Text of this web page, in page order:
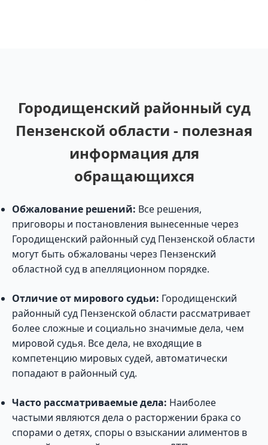
Городищенский районный суд
Пензенской области - полезная
информация для
обращающихся
Обжалование решений: Все решения,
приговоры и постановления вынесенные через
Городищенский районный суд Пензенской области
могут быть обжалованы через Пензенский
областной суд в апелляционном порядке.
Отличие от мирового судьи: Городищенский
районный суд Пензенской области рассматривает
более сложные и социально значимые дела, чем
мировой судья. Все дела, не входящие в
компетенцию мировых судей, автоматически
попадают в районный суд.
Часто рассматриваемые дела: Наиболее
частыми являются дела о расторжении брака со
спорами о детях, споры о взыскании алиментов в